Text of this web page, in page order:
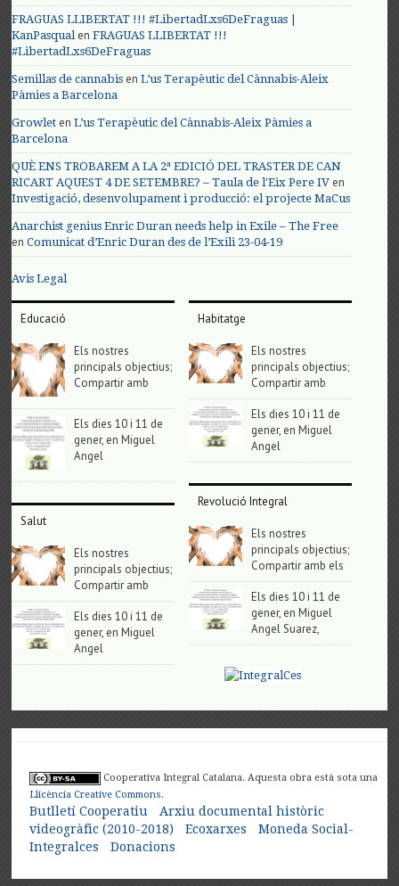
FRAGUAS LLIBERTAT !!! #LibertadLxs6DeFraguas |
KanPasqualenFRAGUAS LLIBERTAT !!!
#LibertadLxs6DeFraguas
Semillas de cannabis enL’us Terapèutic del Cànnabis-Aleix
Pàmies a Barcelona
Growlet enL’us Terapèutic del Cànnabis-Aleix Pàmies a
Barcelona
QUÈ ENS TROBAREM A LA 2ª EDICIÓ DEL TRASTER DE CAN
RICART AQUEST 4 DE SETEMBRE? – Taula de l'Eix Pere IV en
Investigació, desenvolupament i producció: el projecte MaCus
Anarchist genius Enric Duran needs help in Exile – The Free
enComunicat d’Enric Duran des de l’Exili 23-04-19
Avis Legal
Educació
Els nostres
principals objectius;
Compartir amb
Els dies 10 i 11 de
gener, en Miguel
Angel
Salut
Els nostres
principals objectius;
Compartir amb
Els dies 10 i 11 de
gener, en Miguel
Angel
Habitatge
Els nostres
principals objectius;
Compartir amb
Els dies 10 i 11 de
gener, en Miguel
Angel
Revolució Integral
Els nostres
principals objectius;
Compartir amb els
Els dies 10 i 11 de
gener, en Miguel
Angel Suarez,
Cooperativa Integral Catalana. Aquesta obra està sota una
Llicència Creative Commons.
Butlletí Cooperatiu
Arxiu documental històric
videogràfic (2010-2018)
Ecoxarxes
Moneda Social-
Integralces
Donacions